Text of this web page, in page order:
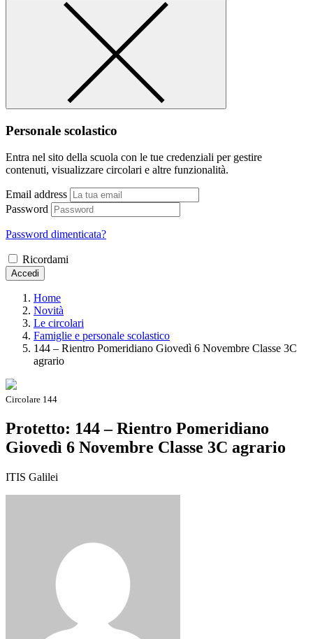
Personale scolastico
Entra nel sito della scuola con le tue credenziali per gestire
contenuti, visualizzare circolari e altre funzionalità.
Email address
Password
Password dimenticata?
Ricordami
Accedi
Home
Novità
Le circolari
Famiglie e personale scolastico
144 – Rientro Pomeridiano Giovedì 6 Novembre Classe 3C
agrario
Circolare 144
Protetto: 144 – Rientro Pomeridiano
Giovedì 6 Novembre Classe 3C agrario
ITIS Galilei